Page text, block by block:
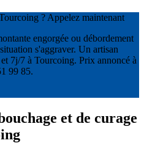
? Appelez maintenant
engorgée ou débordement
s'aggraver. Un artisan
7j/7 à Tourcoing. Prix annoncé à
99 85.
et de curage